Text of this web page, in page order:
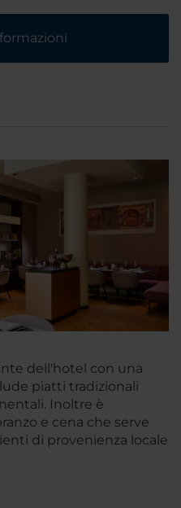
dell'hotel con una
piatti tradizionali
Inoltre è
e cena che serve
di provenienza locale